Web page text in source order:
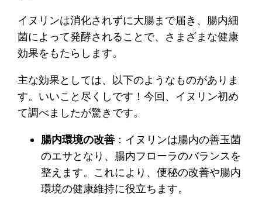
イヌリンは消化されずに大腸まで届き、腸内細
菌によって発酵されることで、さまざまな健康
効果をもたらします。
主な効果としては、以下のようなものがありま
す。いいこと尽くしです！今回、イヌリン初め
て調べましたが驚きです。
腸内環境の改善 ：イヌリンは腸内の善玉菌
のエサとなり、腸内フローラのバランスを
整えます。これにより、便秘の改善や腸内
環境の健康維持に役立ちます。